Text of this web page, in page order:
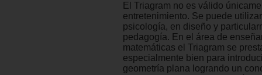
El Triagram no es válido
entretenimiento. Se puede
psicología, en diseño y
pedagogía. En el área de
matemáticas el Triagram se
especialmente bien para
geometría plana logrando un